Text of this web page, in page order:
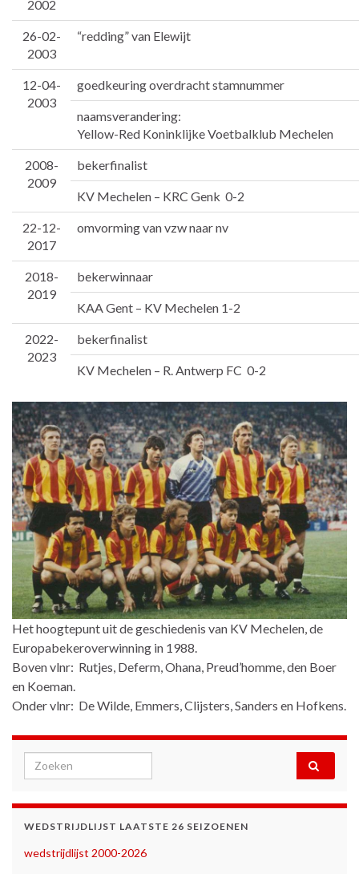
2002
26-02-
2003
“redding” van Elewijt
12-04-
2003
goedkeuring overdracht stamnummer
Yellow-Red Koninklijke Voetbalklub Mechelen
2008-
2009
bekerfinalist
KV Mechelen – KRC Genk 0-2
22-12-
2017
omvorming van vzw naar nv
2018-
2019
bekerwinnaar
KAA Gent – KV Mechelen 1-2
2022-
2023
bekerfinalist
KV Mechelen – R. Antwerp FC 0-2
Het hoogtepunt uit de geschiedenis van KV Mechelen, de
Europabekeroverwinning in 1988.
Boven vlnr: Rutjes, Deferm, Ohana, Preud’homme, den Boer
en Koeman.
Onder vlnr: De Wilde, Emmers, Clijsters, Sanders en Hofkens.
Search for:
WEDSTRIJDLIJST LAATSTE 26 SEIZOENEN
wedstrijdlijst 2000-2026